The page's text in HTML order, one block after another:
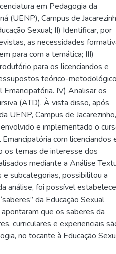
em Pedagogia da
(UENP), Campus de
Sexual; II) Identificar, por
as necessidades
para com a temática; III)
para os licenciandos e
teórico-
IV) Analisar os
(ATD). À vista disso, após
UENP, Campus de Jacarezinho,
e implementado o
com licenciandos
os temas de interesse dos
mediante a Análise
e subcategorias, possibilitou a
análise, foi possível
da Educação Sexual
que os saberes da
curriculares e experienciais
no tocante à Educação